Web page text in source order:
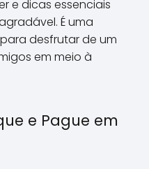
e dicas essenciais
É uma
desfrutar de um
em meio à
e Pague em